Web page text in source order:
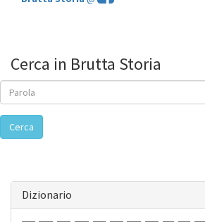
Cerca in Brutta Storia
Cerca
Dizionario